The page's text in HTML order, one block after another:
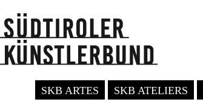
SKB ARTES SKB ATELIERS